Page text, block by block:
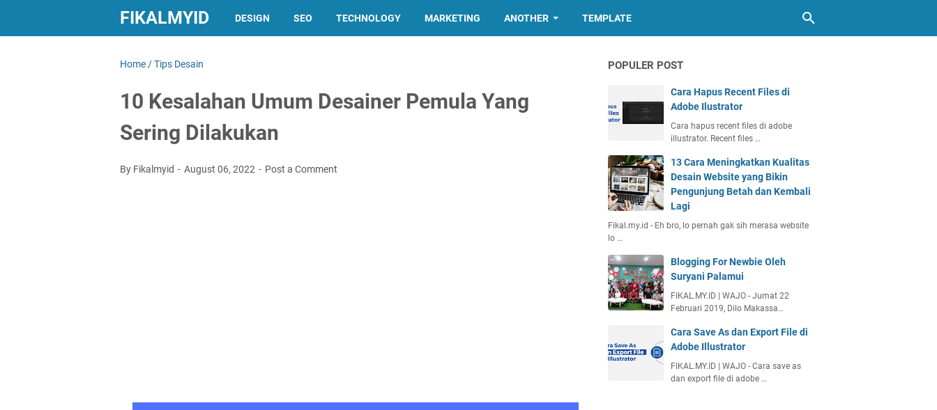
FIKALMYID DESIGN SEO TECHNOLOGY MARKETING ANOTHER TEMPLATE
Home /Tips Desain
10 Kesalahan Umum Desainer Pemula Yang
Sering Dilakukan
By Fikalmyid August 06, 2022 Post a Comment
POPULER POST
Cara Hapus Recent Files di
Adobe Ilustrator
Cara hapus recent files di adobe
illustrator. Recent files …
13 Cara Meningkatkan Kualitas
Desain Website yang Bikin
Pengunjung Betah dan Kembali
Lagi
Fikal.my.id - Eh bro, lo pernah gak sih merasa website
lo …
Blogging For Newbie Oleh
Suryani Palamui
FIKAL.MY.ID | WAJO - Jumat 22
Februari 2019, Dilo Makassa…
Cara Save As dan Export File di
Adobe Illustrator
FIKAL.MY.ID | WAJO - Cara save as
dan export file di adobe …